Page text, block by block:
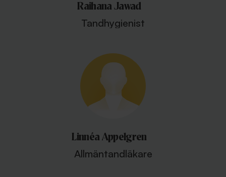
Raihana Jawad
Tandhygienist
Linnéa Appelgren
Allmäntandläkare